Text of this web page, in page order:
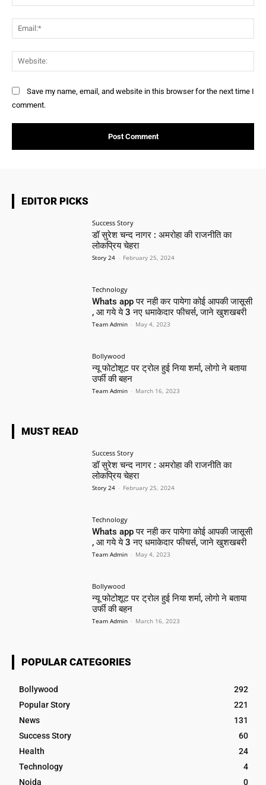
Save my name, email, and website in this browser for the next time I
comment.
EDITOR PICKS
Success Story
डॉ सुरेश चन्द नागर : अमरोहा की राजनीति का
लोकप्रिय चेहरा
Story 24 - February 25, 2024
Technology
Whats app पर नही कर पायेगा कोई आपकी जासूसी
, आ गये ये 3 नए धमाकेदार फीचर्स, जाने खुशखबरी
Team Admin - May 4, 2023
Bollywood
न्यू फोटोशूट पर ट्रोल हुई निया शर्मा, लोगो ने बताया
उर्फी की बहन
Team Admin - March 16, 2023
MUST READ
Success Story
डॉ सुरेश चन्द नागर : अमरोहा की राजनीति का
लोकप्रिय चेहरा
Story 24 - February 25, 2024
Technology
Whats app पर नही कर पायेगा कोई आपकी जासूसी
, आ गये ये 3 नए धमाकेदार फीचर्स, जाने खुशखबरी
Team Admin - May 4, 2023
Bollywood
न्यू फोटोशूट पर ट्रोल हुई निया शर्मा, लोगो ने बताया
उर्फी की बहन
Team Admin - March 16, 2023
POPULAR CATEGORIES
Bollywood
292
Popular Story
221
News
131
Success Story
60
Health
24
Technology
4
Noida
0